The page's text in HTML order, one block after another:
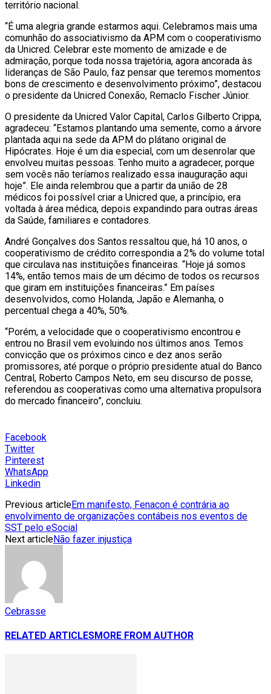
território nacional.
“É uma alegria grande estarmos aqui. Celebramos mais uma
comunhão do associativismo da APM com o cooperativismo
da Unicred. Celebrar este momento de amizade e de
admiração, porque toda nossa trajetória, agora ancorada às
lideranças de São Paulo, faz pensar que teremos momentos
bons de crescimento e desenvolvimento próximo”, destacou
o presidente da Unicred Conexão, Remaclo Fischer Júnior.
O presidente da Unicred Valor Capital, Carlos Gilberto Crippa,
agradeceu: “Estamos plantando uma semente, como a árvore
plantada aqui na sede da APM do plátano original de
Hipócrates. Hoje é um dia especial, com um desenrolar que
envolveu muitas pessoas. Tenho muito a agradecer, porque
sem vocês não teríamos realizado essa inauguração aqui
hoje”. Ele ainda relembrou que a partir da união de 28
médicos foi possível criar a Unicred que, a princípio, era
voltada à área médica, depois expandindo para outras áreas
da Saúde, familiares e contadores.
André Gonçalves dos Santos ressaltou que, há 10 anos, o
cooperativismo de crédito correspondia a 2% do volume total
que circulava nas instituições financeiras. “Hoje já somos
14%, então temos mais de um décimo de todos os recursos
que giram em instituições financeiras.” Em países
desenvolvidos, como Holanda, Japão e Alemanha, o
percentual chega a 40%, 50%.
“Porém, a velocidade que o cooperativismo encontrou e
entrou no Brasil vem evoluindo nos últimos anos. Temos
convicção que os próximos cinco e dez anos serão
promissores, até porque o próprio presidente atual do Banco
Central, Roberto Campos Neto, em seu discurso de posse,
referendou as cooperativas como uma alternativa propulsora
do mercado financeiro”, concluiu.
Facebook
Twitter
Pinterest
WhatsApp
Linkedin
Previous articleEm manifesto, Fenacon é contrária ao
envolvimento de organizações contábeis nos eventos de
SST pelo eSocial
Next articleNão fazer injustiça
Cebrasse
RELATED ARTICLESMORE FROM AUTHOR